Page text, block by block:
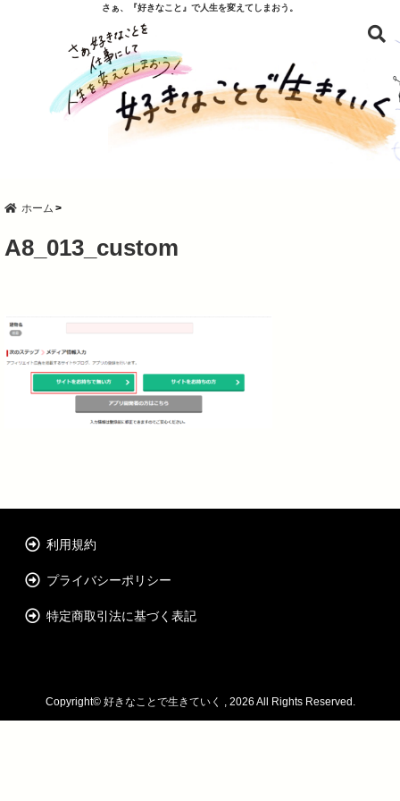
さぁ、『好きなこと』で人生を変えてしまおう。
ホーム
A8_013_custom
利用規約
プライバシーポリシー
特定商取引法に基づく表記
Copyright© 好きなことで生きていく , 2026 All Rights Reserved.